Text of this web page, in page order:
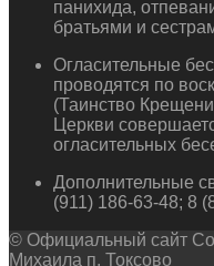
панихида,
братьями и
Огласительные
проводятся по
(Таинство
Церкви
огласительных
Дополнительные
(911) 186-63-48; 8
© Официальный сайт
Михаила п. Токсово